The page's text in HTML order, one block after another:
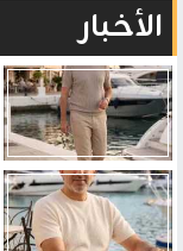
الأخبار